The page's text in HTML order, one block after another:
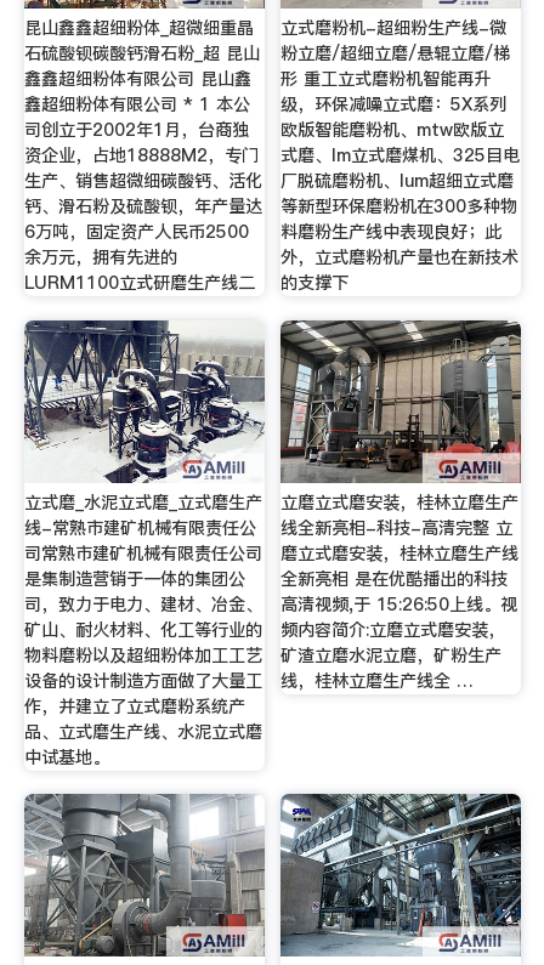
昆山鑫鑫超细粉体_超微细重晶
石硫酸钡碳酸钙滑石粉_超 昆山
鑫鑫超细粉体有限公司 昆山鑫
鑫超细粉体有限公司 * 1 本公
司创立于2002年1月，台商独
资企业，占地18888M2，专门
生产、销售超微细碳酸钙、活化
钙、滑石粉及硫酸钡，年产量达
6万吨，固定资产人民币2500
余万元，拥有先进的
LURM1100立式研磨生产线二
立式磨粉机-超细粉生产线-微
粉立磨/超细立磨/悬辊立磨/梯
形 重工立式磨粉机智能再升
级，环保减噪立式磨：5X系列
欧版智能磨粉机、mtw欧版立
式磨、lm立式磨煤机、325目电
厂脱硫磨粉机、lum超细立式磨
等新型环保磨粉机在300多种物
料磨粉生产线中表现良好；此
外，立式磨粉机产量也在新技术
的支撑下
立式磨_水泥立式磨_立式磨生产
线-常熟市建矿机械有限责任公
司常熟市建矿机械有限责任公司
是集制造营销于一体的集团公
司，致力于电力、建材、冶金、
矿山、耐火材料、化工等行业的
物料磨粉以及超细粉体加工工艺
设备的设计制造方面做了大量工
作，并建立了立式磨粉系统产
品、立式磨生产线、水泥立式磨
中试基地。
立磨立式磨安装，桂林立磨生产
线全新亮相-科技-高清完整 立
磨立式磨安装，桂林立磨生产线
全新亮相 是在优酷播出的科技
高清视频,于 15:26:50上线。视
频内容简介:立磨立式磨安装，
矿渣立磨水泥立磨，矿粉生产
线，桂林立磨生产线全 …